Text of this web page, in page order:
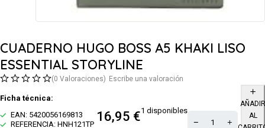
CUADERNO HUGO BOSS A5 KHAKI LISO
ESSENTIAL STORYLINE
(0 Valoraciones) Escribe una valoración
Ficha técnica:
EAN: 5420056169813
REFERENCIA: HNH121TP
16,95 €1 disponibles
AÑADIR
AL